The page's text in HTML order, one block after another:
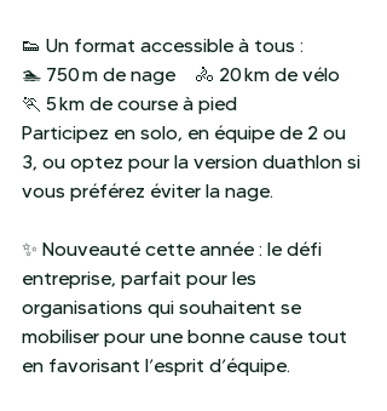
👟 Un format accessible à tous :
🏊 750 m de nage 🚴 20 km de vélo
🏃 5 km de course à pied
Participez en solo, en équipe de 2 ou
3, ou optez pour la version duathlon si
vous préférez éviter la nage.
✨ Nouveauté cette année : le défi
entreprise, parfait pour les
organisations qui souhaitent se
mobiliser pour une bonne cause tout
en favorisant l’esprit d’équipe.